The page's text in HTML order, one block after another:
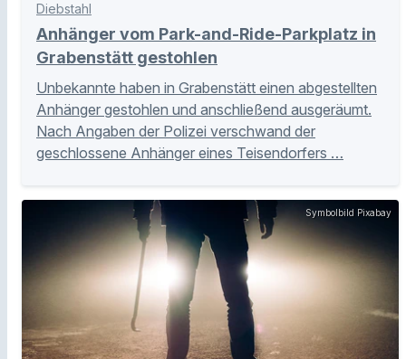
Diebstahl
Anhänger vom Park-and-Ride-Parkplatz in
Grabenstätt gestohlen
Unbekannte haben in Grabenstätt einen abgestellten
Anhänger gestohlen und anschließend ausgeräumt.
Nach Angaben der Polizei verschwand der
geschlossene Anhänger eines Teisendorfers …
Symbolbild Pixabay